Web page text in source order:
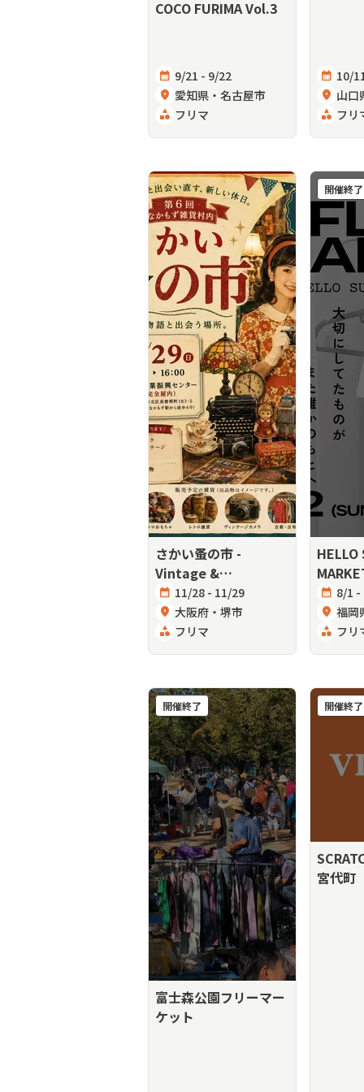
COCO FURIMA Vol.3
calendar_month 9/21 - 9/22
location_on 愛知県・名古屋市
category フリマ
calendar_month 10/
location_on 山口
category フリ
さかい蚤の市 -
Vintage &
Antique-」
calendar_month 11/28 - 11/29
location_on 大阪府・堺市
category フリマ
HELLO
calendar_month 8/1 -
location_on 福岡
category フリ
開催終了
富士森公園フリーマー
ケット
開催終了
宮代町
開催終了